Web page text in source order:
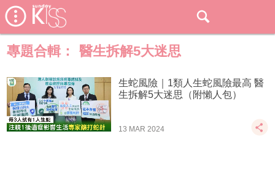
專題合輯： 醫生拆解5大迷思
生蛇風險｜1類人生蛇風險最高 醫
生拆解5大迷思（附懶人包）
13 MAR 2024